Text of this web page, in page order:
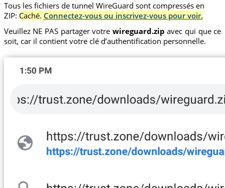
Tous les fichiers de tunnel WireGuard sont compressés en
ZIP: Caché. Connectez-vous ou inscrivez-vous pour voir.
Veuillez NE PAS partager votre wireguard.zip avec qui que ce
soit, car il contient votre clé d’authentification personnelle.